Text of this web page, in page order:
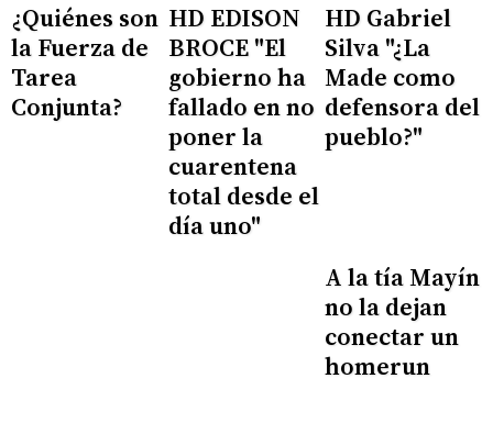
¿Quiénes son
la Fuerza de
Tarea
Conjunta?
HD EDISON
BROCE "El
gobierno ha
fallado en no
poner la
cuarentena
total desde el
día uno"
HD Gabriel
Silva "¿La
Made como
defensora del
pueblo?"
A la tía Mayín
no la dejan
conectar un
homerun